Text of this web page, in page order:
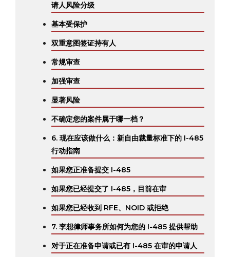
请人风险分级
‍基本受保护
双重意图签证持有人
常规审查
加强审查
显著风险
不确定您的案件属于哪一档？
6. 现在应该做什么：新自由裁量标准下的 I-485
行动指南
如果您正准备提交 I-485
如果您已经提交了 I-485，目前在审
如果您已经收到 RFE、NOID 或拒绝
7. 李想律师事务所如何为您的 I-485 提供帮助
对于正在准备申请或已有 I-485 在审的申请人